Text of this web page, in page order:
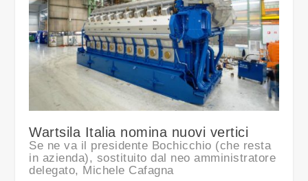
Wartsila Italia nomina nuovi vertici
Se ne va il presidente Bochicchio (che resta
in azienda), sostituito dal neo amministratore
delegato, Michele Cafagna